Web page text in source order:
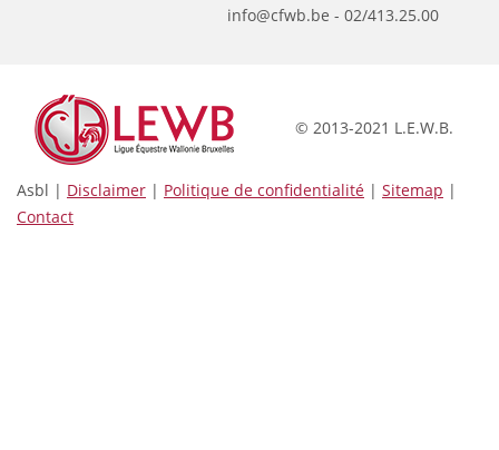
info@cfwb.be - 02/413.25.00
© 2013-2021 L.E.W.B.
Asbl | Disclaimer | Politique de confidentialité | Sitemap |
Contact